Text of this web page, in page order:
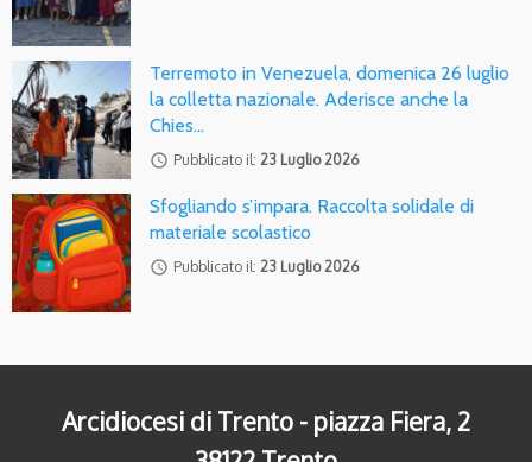
Terremoto in Venezuela, domenica 26 luglio
la colletta nazionale. Aderisce anche la
Chies…
access_time Pubblicato il: 23 Luglio 2026
Sfogliando s’impara. Raccolta solidale di
materiale scolastico
access_time Pubblicato il: 23 Luglio 2026
Arcidiocesi di Trento - piazza Fiera, 2